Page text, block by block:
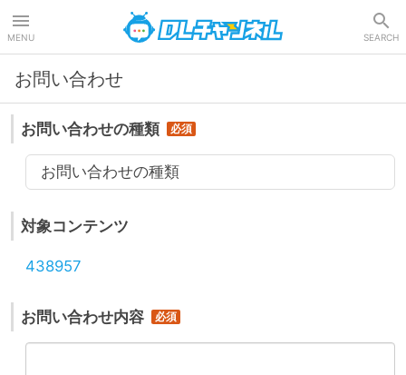
MENU SEARCH
お問い合わせ
お問い合わせの種類
お問い合わせの種類
対象コンテンツ
438957
お問い合わせ内容